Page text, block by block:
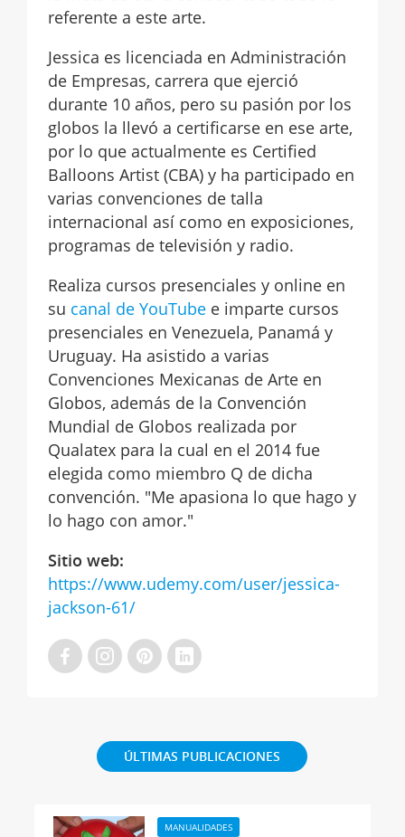
referente a este arte.
Jessica es licenciada en Administración
de Empresas, carrera que ejerció
durante 10 años, pero su pasión por los
globos la llevó a certificarse en ese arte,
por lo que actualmente es Certified
Balloons Artist (CBA) y ha participado en
varias convenciones de talla
internacional así como en exposiciones,
programas de televisión y radio.
Realiza cursos presenciales y online en
su canal de YouTubee imparte cursos
presenciales en Venezuela, Panamá y
Uruguay. Ha asistido a varias
Convenciones Mexicanas de Arte en
Globos, además de la Convención
Mundial de Globos realizada por
Qualatex para la cual en el 2014 fue
elegida como miembro Q de dicha
convención. "Me apasiona lo que hago y
lo hago con amor."
Sitio web:
https://www.udemy.com/user/jessica-
jackson-61/
ÚLTIMAS PUBLICACIONES
MANUALIDADES